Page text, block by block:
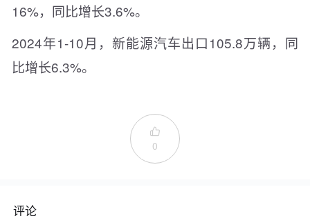
16%，同比增长3.6%。
2024年1-10月，新能源汽车出口105.8万辆，同
比增长6.3%。

0
评论